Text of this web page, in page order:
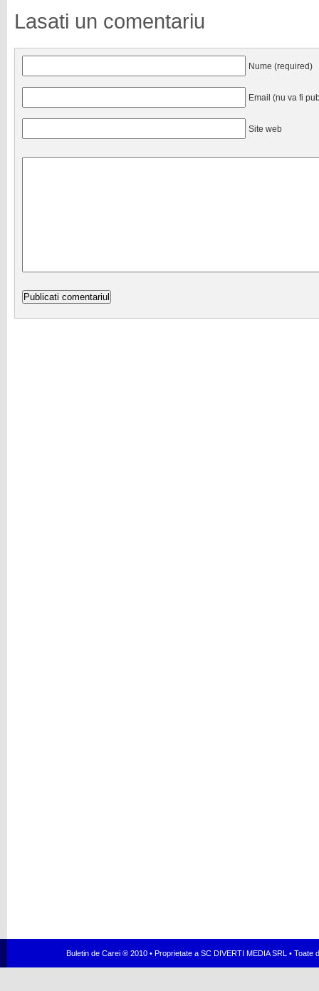
Lasati un comentariu
Nume (required)
Email (nu va fi
Site web
Buletin de Carei ® 2010 • Proprietate a SC DIVERTI MEDIA SRL •